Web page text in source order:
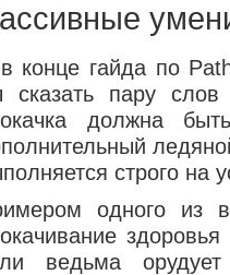
конце гайда по
сказать пару
должна
строго на
одного из
ведьма